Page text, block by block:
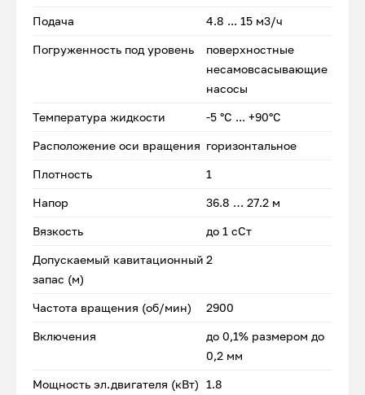
Подача 4.8 ... 15 м3/ч
Погруженность под уровень
поверхностные
несамовсасывающие
насосы
Температура жидкости -5 °С ... +90°С
Расположение оси вращения горизонтальное
Плотность 1
Напор 36.8 … 27.2 м
Вязкость до 1 сСт
Допускаемый кавитационный
запас (м)
2
Частота вращения (об/мин) 2900
Включения
до 0,1% размером до
0,2 мм
Мощность эл.двигателя (кВт) 1.8